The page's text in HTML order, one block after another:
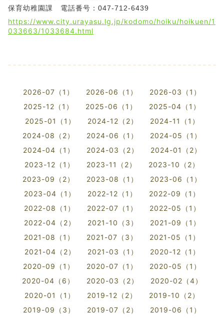
保育幼稚園課 電話番号： 047-712-6439
https://www.city.urayasu.lg.jp/kodomo/hoiku/hoikuen/1
033663/1033684.html
2026-07（1） 2026-06（1）
2026-03（1）
2025-12（1）
2025-06（1）
2025-04（1）
2025-01（1）
2024-12（2）
2024-11（1）
2024-08（2）
2024-06（1）
2024-05（1）
2024-04（1）
2024-03（2）
2024-01（2）
2023-12（1）
2023-11（2）
2023-10（2）
2023-09（2）
2023-08（1）
2023-06（1）
2023-04（1）
2022-12（1）
2022-09（1）
2022-08（1）
2022-07（1）
2022-05（1）
2022-04（2）
2021-10（3）
2021-09（1）
2021-08（1）
2021-07（3）
2021-05（1）
2021-04（2）
2021-03（1）
2020-12（1）
2020-09（1）
2020-07（1）
2020-05（1）
2020-04（6）
2020-03（2）
2020-02（4）
2020-01（1）
2019-12（2）
2019-10（2）
2019-09（3）
2019-07（2）
2019-06（1）